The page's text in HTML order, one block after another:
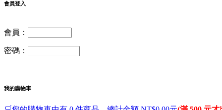
會員登入
會員：
密碼：
我的購物車